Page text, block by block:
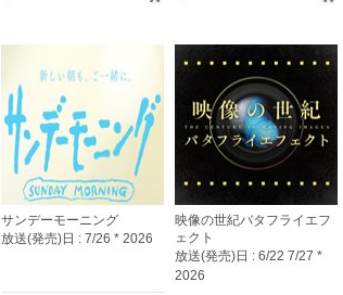
サンデーモーニング
放送(発売)日 : 7/26 * 2026
映像の世紀バタフライエフ
ェクト
放送(発売)日 : 6/22 7/27 *
2026